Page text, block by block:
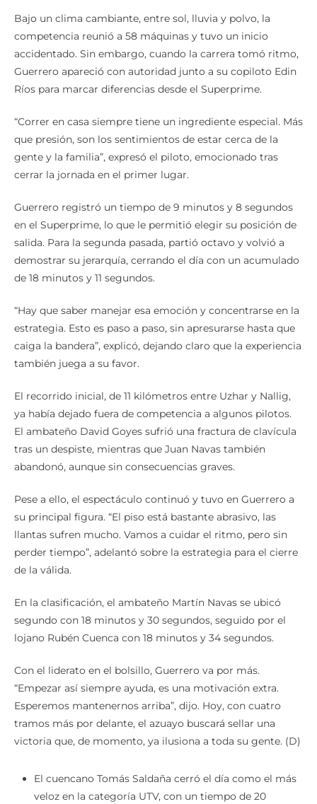
Bajo un clima cambiante, entre sol, lluvia y polvo, la
competencia reunió a 58 máquinas y tuvo un inicio
accidentado. Sin embargo, cuando la carrera tomó ritmo,
Guerrero apareció con autoridad junto a su copiloto Edin
Ríos para marcar diferencias desde el Superprime.
“Correr en casa siempre tiene un ingrediente especial. Más
que presión, son los sentimientos de estar cerca de la
gente y la familia”, expresó el piloto, emocionado tras
cerrar la jornada en el primer lugar.
Guerrero registró un tiempo de 9 minutos y 8 segundos
en el Superprime, lo que le permitió elegir su posición de
salida. Para la segunda pasada, partió octavo y volvió a
demostrar su jerarquía, cerrando el día con un acumulado
de 18 minutos y 11 segundos.
“Hay que saber manejar esa emoción y concentrarse en la
estrategia. Esto es paso a paso, sin apresurarse hasta que
caiga la bandera”, explicó, dejando claro que la experiencia
también juega a su favor.
El recorrido inicial, de 11 kilómetros entre Uzhar y Nallig,
ya había dejado fuera de competencia a algunos pilotos.
El ambateño David Goyes sufrió una fractura de clavícula
tras un despiste, mientras que Juan Navas también
abandonó, aunque sin consecuencias graves.
Pese a ello, el espectáculo continuó y tuvo en Guerrero a
su principal figura. “El piso está bastante abrasivo, las
llantas sufren mucho. Vamos a cuidar el ritmo, pero sin
perder tiempo”, adelantó sobre la estrategia para el cierre
de la válida.
En la clasificación, el ambateño Martín Navas se ubicó
segundo con 18 minutos y 30 segundos, seguido por el
lojano Rubén Cuenca con 18 minutos y 34 segundos.
Con el liderato en el bolsillo, Guerrero va por más.
“Empezar así siempre ayuda, es una motivación extra.
Esperemos mantenernos arriba”, dijo. Hoy, con cuatro
tramos más por delante, el azuayo buscará sellar una
victoria que, de momento, ya ilusiona a toda su gente. (D)
El cuencano Tomás Saldaña cerró el día como el más
veloz en la categoría UTV, con un tiempo de 20